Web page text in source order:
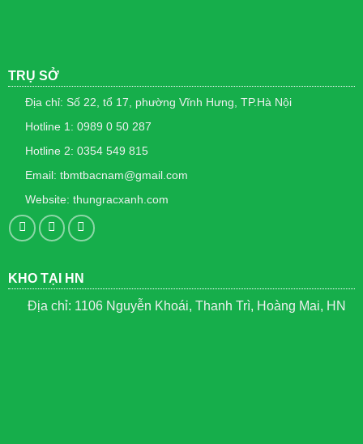
TRỤ SỞ
Địa chỉ: Số 22, tổ 17, phường Vĩnh Hưng, TP.Hà Nội
Hotline 1: 0989 0 50 287
Hotline 2: 0354 549 815
Email: tbmtbacnam@gmail.com
Website: thungracxanh.com
KHO TẠI HN
Địa chỉ: 1106 Nguyễn Khoái, Thanh Trì, Hoàng Mai, HN